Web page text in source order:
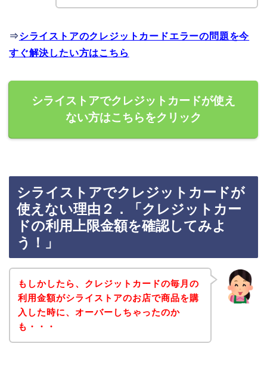
⇒シライストアのクレジットカードエラーの問題を今
すぐ解決したい方はこちら
シライストアでクレジットカードが使え
ない方はこちらをクリック
シライストアでクレジットカードが
使えない理由２．「クレジットカー
ドの利用上限金額を確認してみよ
う！」
もしかしたら、クレジットカードの毎月の
利用金額がシライストアのお店で商品を購
入した時に、オーバーしちゃったのか
も・・・